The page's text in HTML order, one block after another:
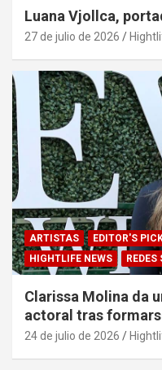
Luana Vjollca,
27 de julio de 2026
ARTISTAS EDITOR'S
HIGHTLIFE NEWS
Clarissa Molina da
actoral tras
24 de julio de 2026